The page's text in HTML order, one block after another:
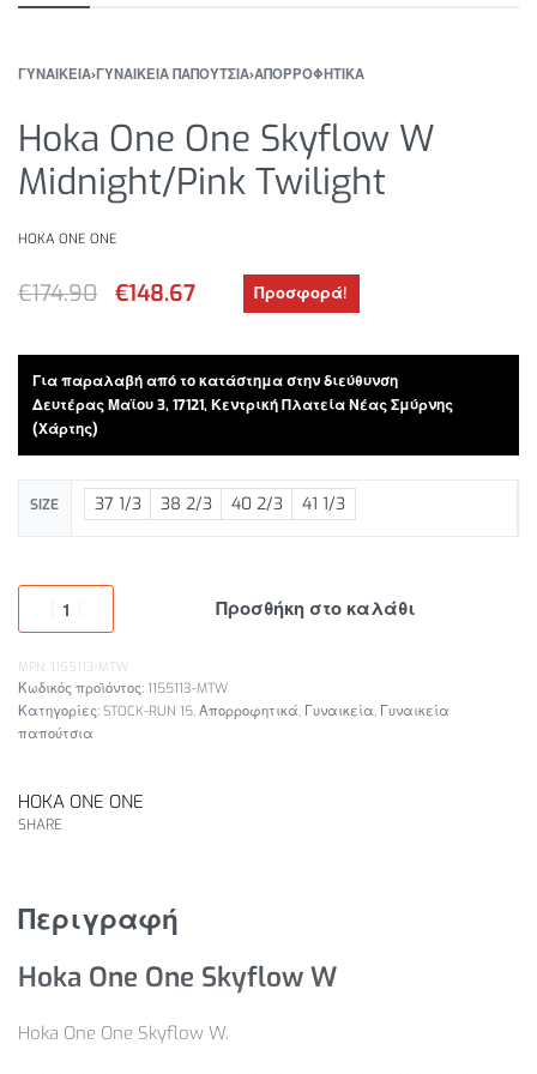
ΓΥΝΑΙΚΕΙΑ›ΓΥΝΑΙΚΕΙΑ ΠΑΠΟΥΤΣΙΑ›ΑΠΟΡΡΟΦΗΤΙΚΑ
Hoka One One Skyflow W
Midnight/Pink Twilight
HOKA ONE ONE
€174.90 €148.67 Προσφορά!
Για παραλαβή από το κατάστημα στην διεύθυνση
Δευτέρας Μαϊου 3, 17121, Κεντρική Πλατεία Νέας Σμύρνης
(Χάρτης)
SIZE 37 1/3 38 2/3 40 2/3 41 1/3
Προσθήκη στο καλάθι
MPN: 1155113-MTW
1155113-MTW
Κατηγορίες: STOCK-RUN 15, Απορροφητικά, Γυναικεία, Γυναικεία
παπούτσια
HOKA ONE ONE
SHARE
Περιγραφή
Hoka One One Skyflow W
Hoka One One Skyflow W.